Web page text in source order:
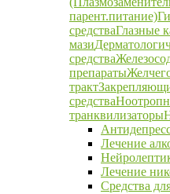
парент.питание)
средстваГлазные
мази
средства
препараты
тракт
средства
транквилизаторы
Лечение
Лечение
Средства